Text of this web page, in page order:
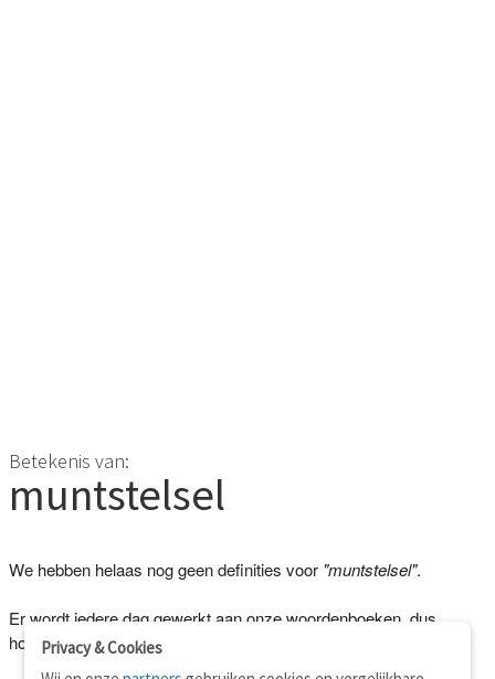
Betekenis van:
muntstelsel
We hebben helaas nog geen definities voor "muntstelsel".
Er wordt iedere dag gewerkt aan onze woordenboeken, dus
hopelijk kunnen we je binnenkort beter helpen!
Privacy & Cookies